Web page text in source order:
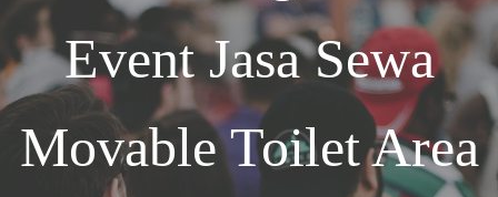
EventJasa Sewa
Movable Toilet Area